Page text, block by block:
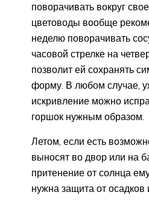
поворачивать вокруг
цветоводы вообще
неделю поворачивать
часовой стрелке на
позволит ей сохранять
форму. В любом случае,
искривление можно
горшок нужным образом.
Летом, если есть
выносят во двор или на
притенение от солнца
нужна защита от осадков